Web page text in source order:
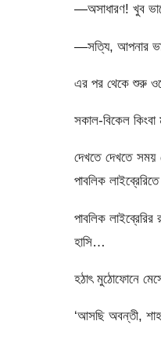
—অসাধারণ! খুব
—সত্যি, আপনার
এর পর থেকে শুরু
সকাল-বিকেল
দেখতে দেখতে
পাবলিক
পাবলিক
হাসি…
হঠাৎ মুঠোফোনে
‘আসছি অবন্তী,